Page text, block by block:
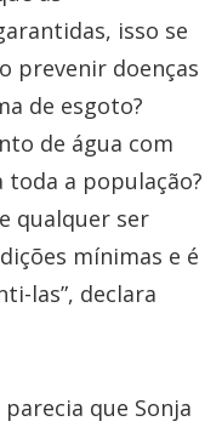
isso se
prevenir doenças
de esgoto?
de água com
a população?
qualquer ser
mínimas e é
las”, declara
que Sonja